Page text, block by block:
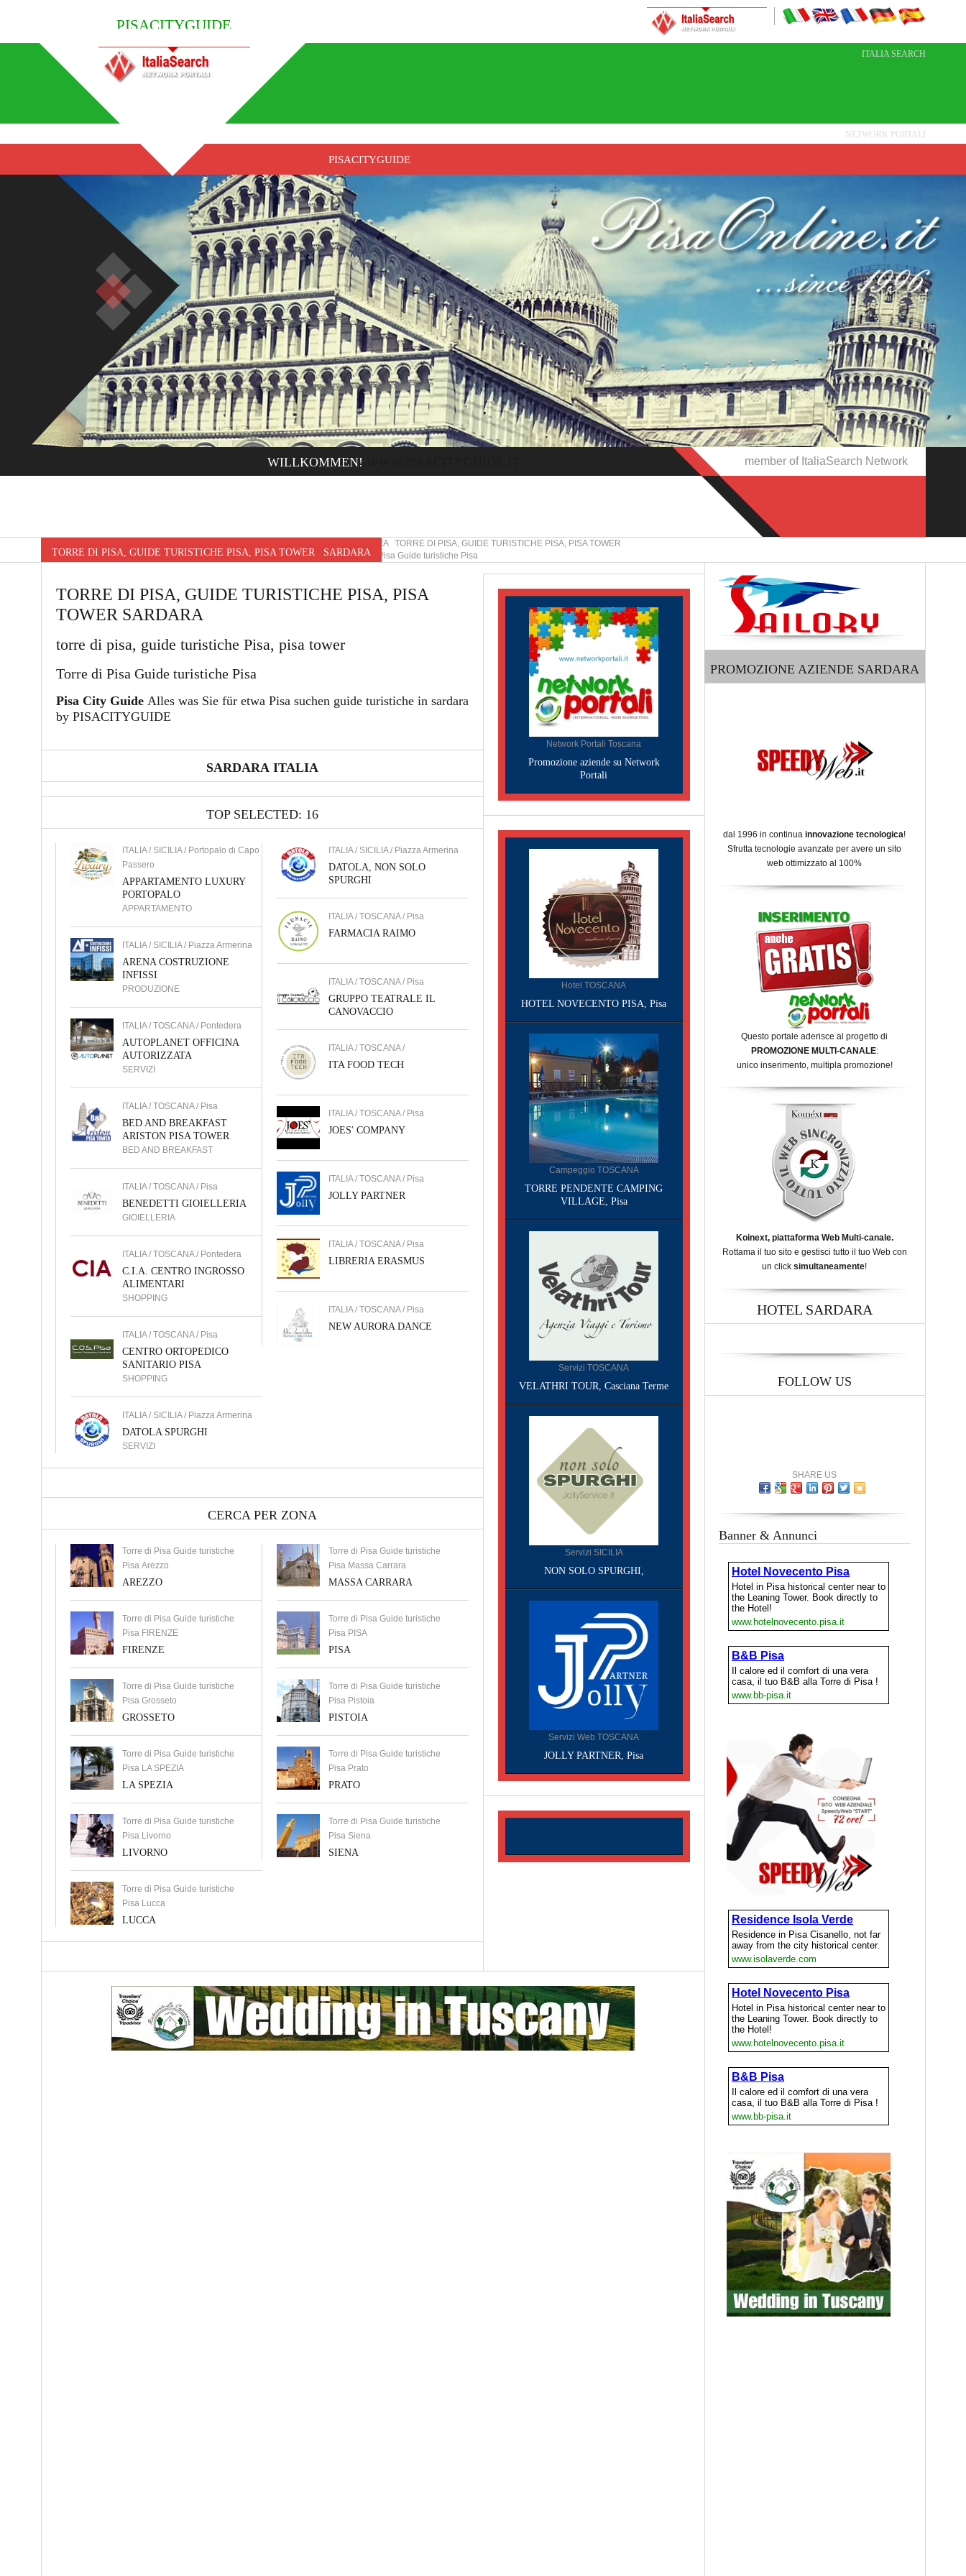
PISACITYGUIDE
ITALIA SEARCH
NETWORK PORTALI
PISACITYGUIDE
WILLKOMMEN! member of ItaliaSearch Network
TORRE DI PISA, GUIDE TURISTICHE PISA, PISA TOWER SARDARA
SARDARA TORRE DI PISA, GUIDE TURISTICHE PISA, PISA TOWER
Torre di Pisa Guide turistiche Pisa
TORRE DI PISA, GUIDE TURISTICHE PISA, PISA
TOWER SARDARA
torre di pisa, guide turistiche Pisa, pisa tower
Torre di Pisa Guide turistiche Pisa
Pisa City GuideAlles was Sie für etwa Pisa suchen guide turistiche in sardara
by PISACITYGUIDE
SARDARA ITALIA
TOP SELECTED: 16
ITALIA / SICILIA / Portopalo di Capo
Passero
APPARTAMENTO LUXURY
PORTOPALO
APPARTAMENTO
ITALIA / SICILIA / Piazza Armerina
ARENA COSTRUZIONE
INFISSI
PRODUZIONE
ITALIA / TOSCANA / Pontedera
AUTOPLANET OFFICINA
AUTORIZZATA
SERVIZI
ITALIA / TOSCANA / Pisa
BED AND BREAKFAST
ARISTON PISA TOWER
BED AND BREAKFAST
ITALIA / TOSCANA / Pisa
BENEDETTI GIOIELLERIA
GIOIELLERIA
ITALIA / TOSCANA / Pontedera
C.I.A. CENTRO INGROSSO
ALIMENTARI
SHOPPING
ITALIA / TOSCANA / Pisa
CENTRO ORTOPEDICO
SANITARIO PISA
SHOPPING
ITALIA / SICILIA / Piazza Armerina
DATOLA SPURGHI
SERVIZI
ITALIA / SICILIA / Piazza Armerina
DATOLA, NON SOLO
SPURGHI
ITALIA / TOSCANA / Pisa
FARMACIA RAIMO
ITALIA / TOSCANA / Pisa
GRUPPO TEATRALE IL
CANOVACCIO
ITALIA / TOSCANA /
ITA FOOD TECH
ITALIA / TOSCANA / Pisa
JOES' COMPANY
ITALIA / TOSCANA / Pisa
JOLLY PARTNER
ITALIA / TOSCANA / Pisa
LIBRERIA ERASMUS
ITALIA / TOSCANA / Pisa
NEW AURORA DANCE
CERCA PER ZONA
Torre di Pisa Guide turistiche
Pisa Arezzo
AREZZO
Torre di Pisa Guide turistiche
Pisa FIRENZE
FIRENZE
Torre di Pisa Guide turistiche
Pisa Grosseto
GROSSETO
Torre di Pisa Guide turistiche
Pisa LA SPEZIA
LA SPEZIA
Torre di Pisa Guide turistiche
Pisa Livorno
LIVORNO
Torre di Pisa Guide turistiche
Pisa Lucca
LUCCA
Torre di Pisa Guide turistiche
Pisa Massa Carrara
MASSA CARRARA
Torre di Pisa Guide turistiche
Pisa PISA
PISA
Torre di Pisa Guide turistiche
Pisa Pistoia
PISTOIA
Torre di Pisa Guide turistiche
Pisa Prato
PRATO
Torre di Pisa Guide turistiche
Pisa Siena
SIENA
Network Portali Toscana
Promozione aziende su Network
Portali
Hotel TOSCANA
HOTEL NOVECENTO PISA, Pisa
Campeggio TOSCANA
TORRE PENDENTE CAMPING
VILLAGE, Pisa
Servizi TOSCANA
VELATHRI TOUR, Casciana Terme
Servizi SICILIA
NON SOLO SPURGHI,
Servizi Web TOSCANA
JOLLY PARTNER, Pisa
PROMOZIONE AZIENDE SARDARA
dal 1996 in continua innovazione tecnologica!
Sfrutta tecnologie avanzate per avere un sito
web ottimizzato al 100%
Questo portale aderisce al progetto di
PROMOZIONE MULTI-CANALE:
unico inserimento, multipla promozione!
Koinext, piattaforma Web Multi-canale.
Rottama il tuo sito e gestisci tutto il tuo Web con
un click simultaneamente!
HOTEL SARDARA
FOLLOW US
SHARE US
Banner & Annunci